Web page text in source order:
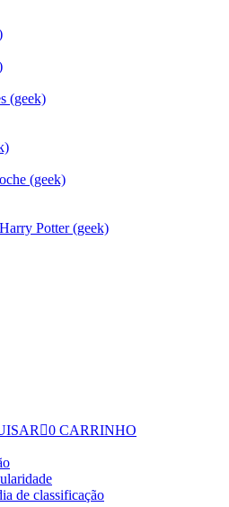
(geek)
(geek)
Potter (geek)
0 CARRINHO
de classificação